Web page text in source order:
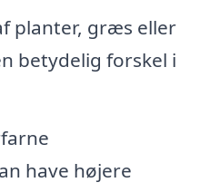
planter, græs eller
betydelig forskel i
have højere